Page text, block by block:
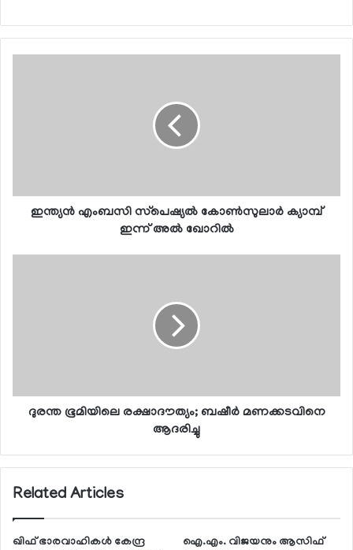
ഇന്ത്യന്‍ എംബസി സ്‌പെഷ്യല്‍ കോണ്‍സുലാര്‍ ക്യാമ്പ്
ഇന്ന് അല്‍ ഖോറില്‍
ദുരന്ത ഭൂമിയിലെ രക്ഷാദൗത്യം; ബഷീര്‍ മണക്കടവിനെ
ആദരിച്ചു
Related Articles
ഖിഫ് ഭാരവാഹികള്‍ കേന്ദ്ര
ഐ.എം. വിജയനും ആസിഫ്